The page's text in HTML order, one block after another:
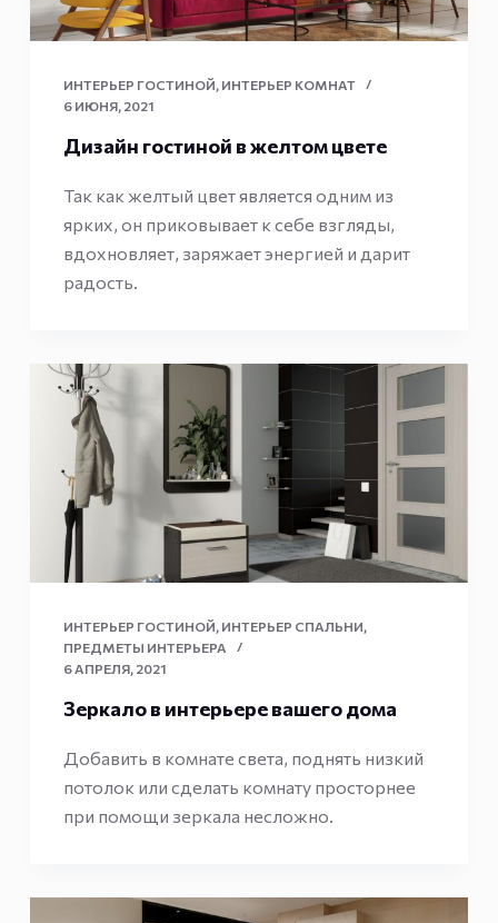
ИНТЕРЬЕР ГОСТИНОЙ, ИНТЕРЬЕР КОМНАТ
6 ИЮНЯ, 2021
Дизайн гостиной в желтом цвете
Так как желтый цвет является одним из
ярких, он приковывает к себе взгляды,
вдохновляет, заряжает энергией и дарит
радость.
ИНТЕРЬЕР ГОСТИНОЙ, ИНТЕРЬЕР СПАЛЬНИ,
ПРЕДМЕТЫ ИНТЕРЬЕРА
6 АПРЕЛЯ, 2021
Зеркало в интерьере вашего дома
Добавить в комнате света, поднять низкий
потолок или сделать комнату просторнее
при помощи зеркала несложно.